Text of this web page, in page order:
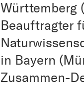
Württemberg
Beauftragter
in Bayern
Zusammen-